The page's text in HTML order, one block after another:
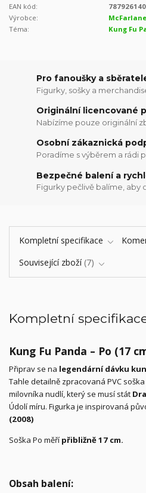
EAN kód:
Výrobce:
Téma:
Kung Fu
Pro fanoušky a
Figurky, sošky a
Originální licencované
Nabízíme pouze originální
Osobní zákaznická
Poradíme s výběrem a rádi
Bezpečné balení a
Figurky pečlivě balíme, aby
Kompletní specifikace
Související zboží 7
Kompletní
Kung Fu Panda – Po (17
Připrav se na legendární dávku
Tahle detailně zpracovaná PVC
milovníka nudlí, který se musí stát
Údolí míru. Figurka je inspirovaná
(2008)
Soška Po měří přibližně 17 cm.
Obsah balení: